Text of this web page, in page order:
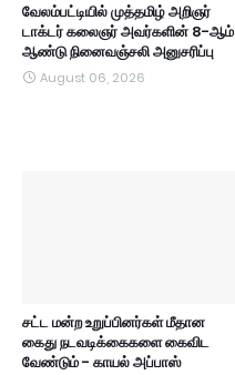
வேலம்பட்டியில் முத்தமிழ் அறிஞர்
டாக்டர் கலைஞர் அவர்களின் 8-ஆம்
ஆண்டு நினைவஞ்சலி அனுசரிப்பு
August 06, 2026
சட்ட மன்ற உறுப்பினர்கள் மீதான
கைது நடவடிக்கைகளை கைவிட
வேண்டும் - காயல் அப்பாஸ்